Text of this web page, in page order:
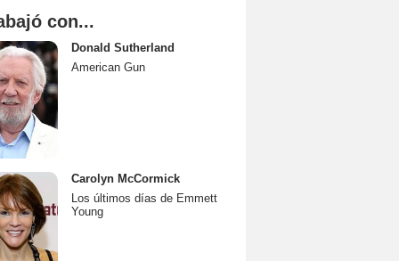
con...
Donald Sutherland
American Gun
Carolyn McCormick
Los últimos días de Emmett
Young